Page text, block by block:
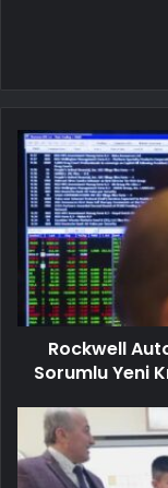
Rockwell
Sorumlu Yeni